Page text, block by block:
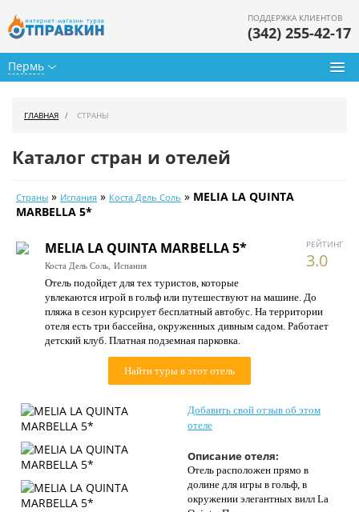
Пермь
ПОДДЕРЖКА КЛИЕНТОВ
(342) 255-42-17
Календарь туров
Цены дня
Страны
Как купить
О нас
ГЛАВНАЯ СТРАНЫ
Каталог стран и отелей
Страны » Испания » Коста Дель Соль » MELIA LA QUINTA
MARBELLA 5*
РЕЙТИНГ
3.0
MELIA LA QUINTA MARBELLA 5*
Коста Дель Соль, Испания
Отель подойдет для тех туристов, которые
увлекаются игрой в гольф или путешествуют на машине. До
пляжа в сезон курсирует бесплатный автобус. На территории
отеля есть три бассейна, окруженных дивным садом. Работает
детский клуб. Платная подземная парковка.
Найти туры в этот отель
Добавить свой отзыв об этом
отеле
Описание отеля:
Отель расположен прямо в
долине для игры в гольф, в
окружении элегантных вилл La